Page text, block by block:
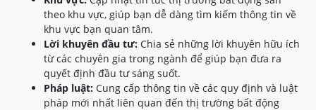
theo khu vực, giúp bạn dễ dàng tìm kiếm thông tin về
khu vực bạn quan tâm.
Lời khuyên đầu tư: Chia sẻ những lời khuyên hữu ích
từ các chuyên gia trong ngành để giúp bạn đưa ra
quyết định đầu tư sáng suốt.
Pháp luật: Cung cấp thông tin về các quy định và luật
pháp mới nhất liên quan đến thị trường bất động